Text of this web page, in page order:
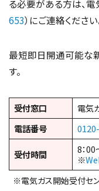
る必要がある方は、
653）にご連絡ください
最短即日開通可能な
す。
受付窓口
電気
電話番号
受付時間
8：00
※
※電気ガス開始受付セ